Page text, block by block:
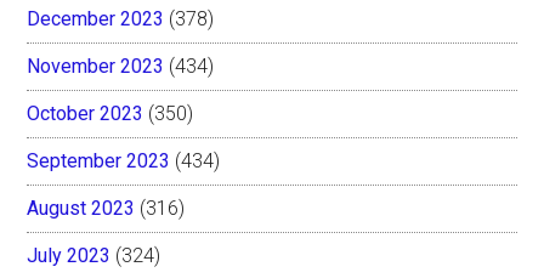
December 2023 (378)
November 2023 (434)
October 2023 (350)
September 2023 (434)
August 2023 (316)
July 2023 (324)